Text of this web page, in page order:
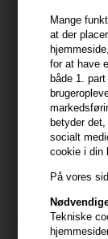
Mange
at der
for at have
både 1.
betyder
socialt
cookie i din
På vores
Tekniske
Denne
hårlignende
forbliver skarpe
spoolie-børste
resultat. Perfekt
Anvendelse
- Brug den
brynene. - Fyld
jævnt look. -
brynene. -